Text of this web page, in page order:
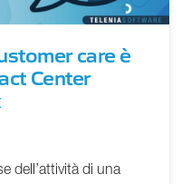
care è
Center
dell’attività di una